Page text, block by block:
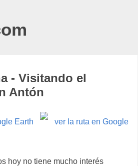
- Visitando el
Antón
Earth ver la ruta en Google
hoy no tiene mucho interés